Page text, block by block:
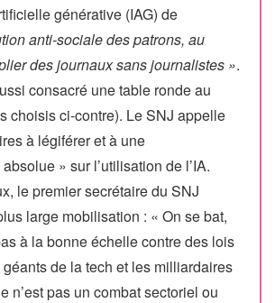
générative (IAG) de
anti-sociale des patrons, au
des journaux sans journalistes ».
consacré une table ronde au
choisis ci-contre). Le SNJ appelle
à légiférer et à une
» sur l’utilisation de l’IA.
le premier secrétaire du SNJ
large mobilisation : « On se bat,
à la bonne échelle contre des lois
de la tech et les milliardaires
n’est pas un combat sectoriel ou